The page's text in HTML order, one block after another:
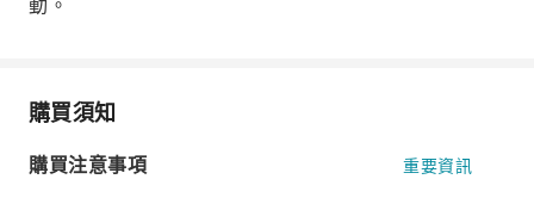
動。
購買須知
購買注意事項 重要資訊